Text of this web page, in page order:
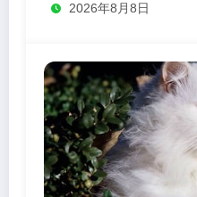
2026年8月8日